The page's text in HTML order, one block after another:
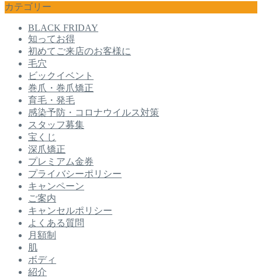
カテゴリー
BLACK FRIDAY
知ってお得
初めてご来店のお客様に
毛穴
ビックイベント
巻爪・巻爪矯正
育毛・発毛
感染予防・コロナウイルス対策
スタッフ募集
宝くじ
深爪矯正
プレミアム金券
プライバシーポリシー
キャンペーン
ご案内
キャンセルポリシー
よくある質問
月額制
肌
ボディ
紹介